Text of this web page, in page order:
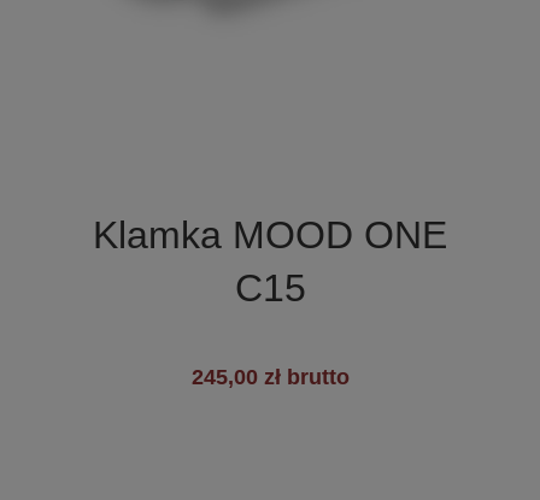
Klamka MOOD ONE
C15
245,00 zł brutto